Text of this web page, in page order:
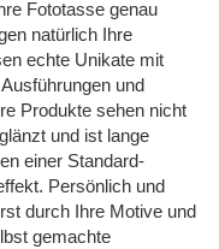
Fototasse genau
natürlich Ihre
echte Unikate mit
und
Produkte sehen nicht
und ist lange
einer Standard-
Persönlich und
durch Ihre Motive und
gemachte